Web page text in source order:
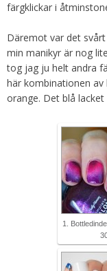
färgklickar i
Däremot var det
min manikyr är nog
tog jag ju helt andra
här kombinationen
orange. Det blå
1.